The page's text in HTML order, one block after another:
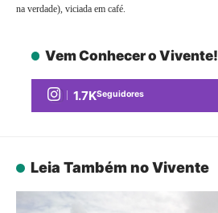
na verdade), viciada em café.
Vem Conhecer o Vivente!
1.7KSeguidores
Leia Também no Vivente